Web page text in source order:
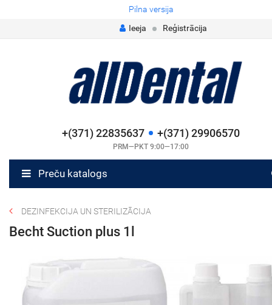
Pilna versija
Ieeja
Reģistrācija
+(371) 22835637 +(371) 29906570
PRM—PKT 9:00—17:00
Preču katalogs
DEZINFEKCIJA UN STERILIZĀCIJA
Becht Suction plus 1l